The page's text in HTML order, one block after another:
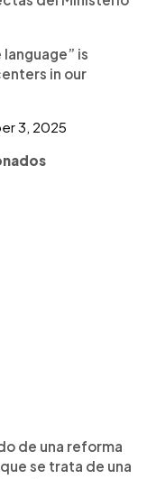
is
in our
3, 2025
de una reforma
se trata de una